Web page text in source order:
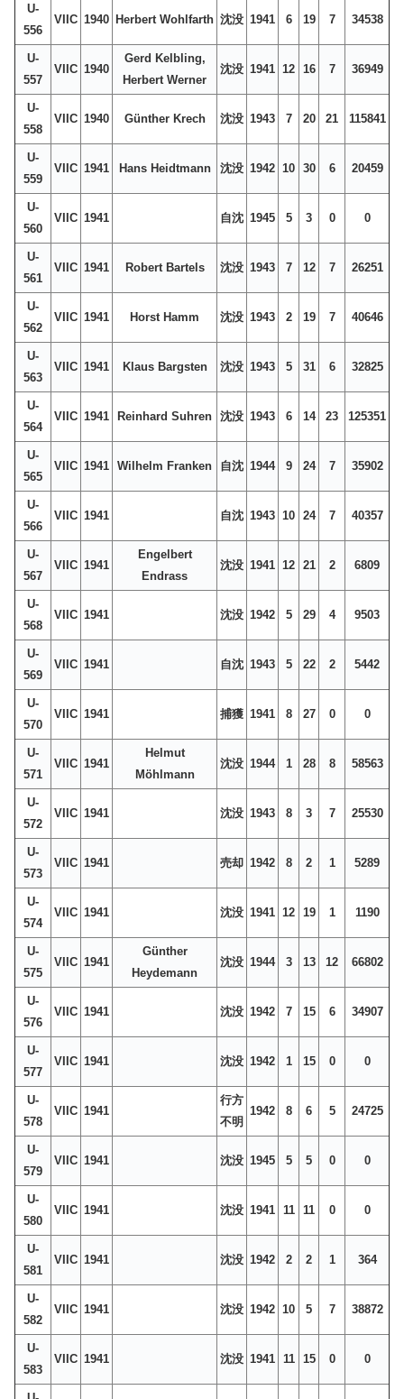
U-
556
VIIC 1940 Herbert Wohlfarth 沈没 1941 6 19 7 34538
U-
557
VIIC 1940
Gerd Kelbling,
Herbert Werner
沈没 1941 12 16 7 36949
U-
558
VIIC 1940 Günther Krech 沈没 1943 7 20 21 115841
U-
559
VIIC 1941 Hans Heidtmann 沈没 1942 10 30 6 20459
U-
560
VIIC 1941 自沈 1945 5 3 0 0
U-
561
VIIC 1941 Robert Bartels 沈没 1943 7 12 7 26251
U-
562
VIIC 1941 Horst Hamm 沈没 1943 2 19 7 40646
U-
563
VIIC 1941 Klaus Bargsten 沈没 1943 5 31 6 32825
U-
564
VIIC 1941 Reinhard Suhren 沈没 1943 6 14 23 125351
U-
565
VIIC 1941 Wilhelm Franken 自沈 1944 9 24 7 35902
U-
566
VIIC 1941 自沈 1943 10 24 7 40357
U-
567
VIIC 1941
Engelbert
Endrass
沈没 1941 12 21 2 6809
U-
568
VIIC 1941 沈没 1942 5 29 4 9503
U-
569
VIIC 1941 自沈 1943 5 22 2 5442
U-
570
VIIC 1941 捕獲 1941 8 27 0 0
U-
571
VIIC 1941
Helmut
Möhlmann
沈没 1944 1 28 8 58563
U-
572
VIIC 1941 沈没 1943 8 3 7 25530
U-
573
VIIC 1941 売却 1942 8 2 1 5289
U-
574
VIIC 1941 沈没 1941 12 19 1 1190
U-
575
VIIC 1941
Günther
Heydemann
沈没 1944 3 13 12 66802
U-
576
VIIC 1941 沈没 1942 7 15 6 34907
U-
577
VIIC 1941 沈没 1942 1 15 0 0
U-
578
VIIC 1941
行方
不明
1942 8 6 5 24725
U-
579
VIIC 1941 沈没 1945 5 5 0 0
U-
580
VIIC 1941 沈没 1941 11 11 0 0
U-
581
VIIC 1941 沈没 1942 2 2 1 364
U-
582
VIIC 1941 沈没 1942 10 5 7 38872
U-
583
VIIC 1941 沈没 1941 11 15 0 0